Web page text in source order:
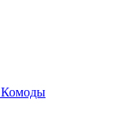
Комоды